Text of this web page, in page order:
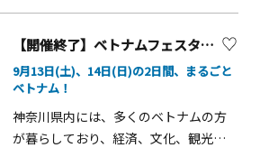
ガイド各展示エリアでは、無料の音声
ガイドが用意されています。ご自身の
スマートフォンやタブレット端末でお
聴きいただけます。イヤホンをお持ち
いただくと便利です。 『大長編ドラえ
もん のび太の海底鬼岩城と冒険のひみ
つ展』では、スネ夫役の関智一さんに
入※当日券のみ※チケット窓口で生年
月日と住所を確認できる証明書(運転免
許証、マイナンバーカードの表面、住
民票など)をご提示ください②公式オン
ライン「よみランCLUB」に会員登録
(無料)し、購入※1月21日(水)15:00～前
売券販売開始※「よみランCLUB」会員
楽教室「てんぐの音楽祭」■時間：
10：00～■会場：本堂開成ジュニアア
ンサンブルSuper Blue Birds（スーパー
ブルーバーズ）■時間：11：:30〜■会
場：境内 ※内容は変更となる場合がご
を込めて、美術作品には、延命長寿や
子孫繁栄、家内安全など、様々な意味
不老長寿の「仙人」、霊獣とされる
という「鳳凰」、千年生きると言われ
る「鶴」、ともに冬の寒さに耐えるこ
【開催終了】ベトナムフェスタ in 神奈川 2025
9月13日(土)、14日(日)の2日間、まるごと
ベトナム！
神奈川県内には、多くのベトナムの方
が暮らしており、経済、文化、観光な